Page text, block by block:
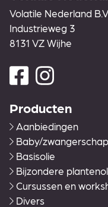
Volatile Nederland B.V.
Industrieweg 3
8131 VZ Wijhe
Producten
Aanbiedingen
Baby/zwangerschap
Basisolie
Bijzondere
Cursussen en
Divers